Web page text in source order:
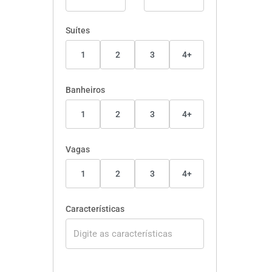
Suítes
1 2 3 4+
Banheiros
1 2 3 4+
Vagas
1 2 3 4+
Características